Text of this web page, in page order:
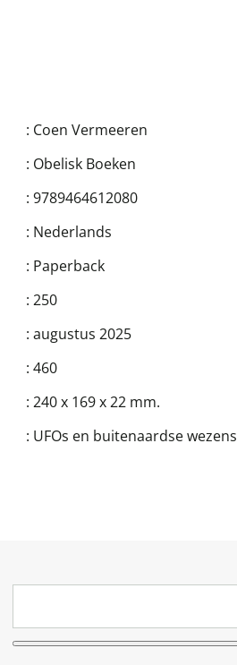
: Coen Vermeeren
: Obelisk Boeken
: 9789464612080
: Nederlands
: Paperback
: 250
: augustus 2025
: 460
: 240 x 169 x 22 mm.
: UFOs en buitenaardse wezens